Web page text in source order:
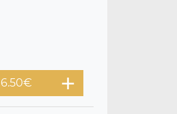
6.50€